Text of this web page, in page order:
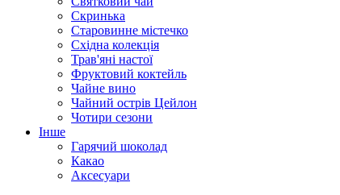
Скринька
Старовинне містечко
Східна колекція
Трав'яні настої
Фруктовий коктейль
Чайне вино
Чайний острів Цейлон
Чотири сезони
Інше
Гарячий шоколад
Какао
Аксесуари